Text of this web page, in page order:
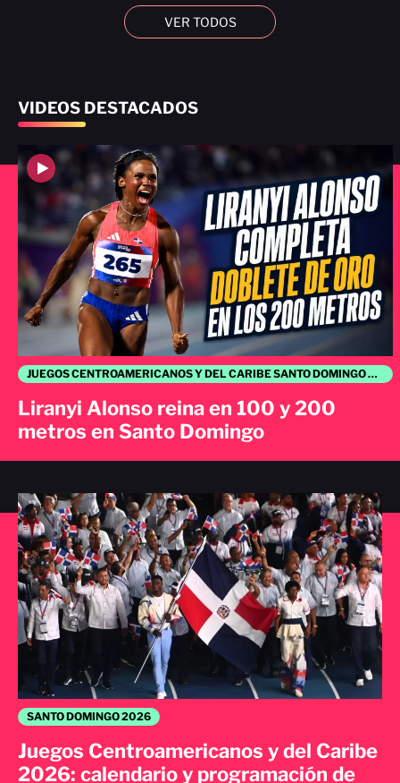
VER TODOS
VIDEOS DESTACADOS
SANTO DOMINGO 2026
Juegos Centroamericanos y del Caribe
2026: calendario y programación de
JUEGOS CENTROAMERICANOS Y DEL CARIBE SANTO DOMINGO 2026
Liranyi Alonso reina en 100 y 200
metros en Santo Domingo